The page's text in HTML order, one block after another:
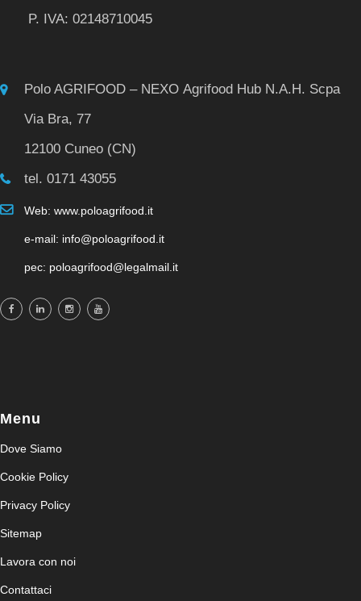
P. IVA: 02148710045
Polo AGRIFOOD – NEXO Agrifood Hub N.A.H. Scpa
Via Bra, 77
12100 Cuneo (CN)
tel. 0171 43055
Web: www.poloagrifood.it
e-mail: info@poloagrifood.it
pec: poloagrifood@legalmail.it
Menu
Dove Siamo
Cookie Policy
Privacy Policy
Sitemap
Lavora con noi
Contattaci